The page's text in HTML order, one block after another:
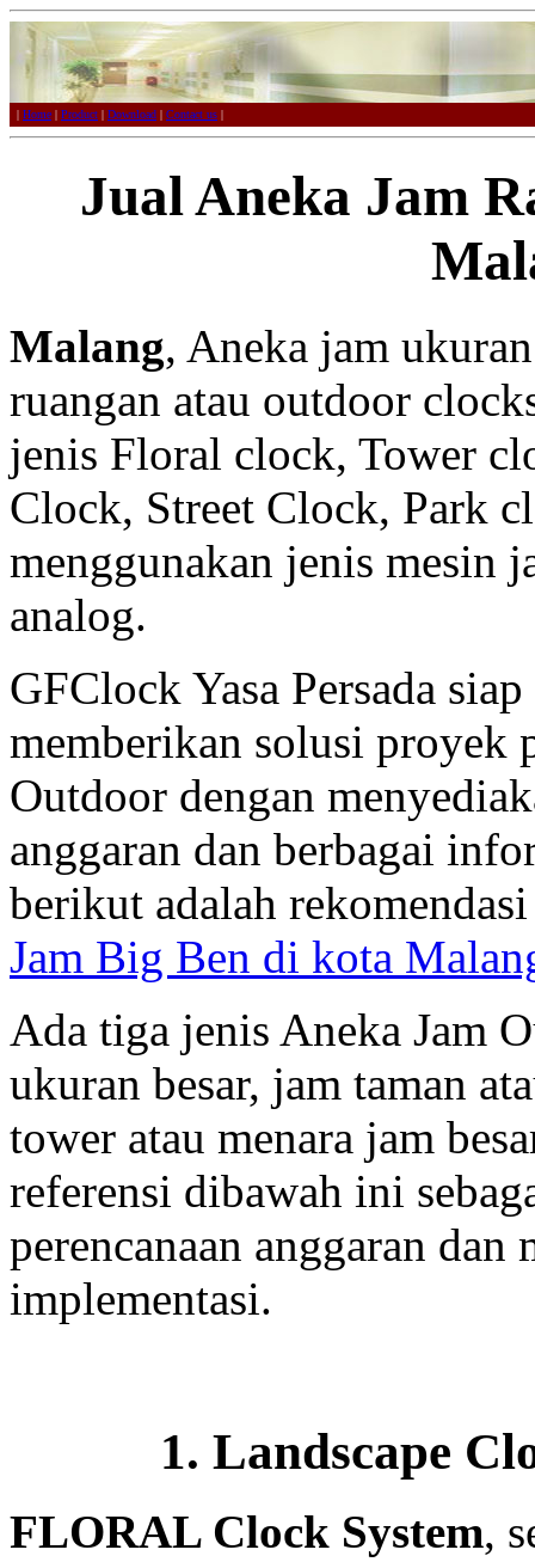
| Home | Product | Download | Contact us |
Jual Aneka Jam
Malang, Aneka jam
ruangan atau outdoor
jenis Floral clock, Tower
Clock, Street Clock, Park
menggunakan jenis mesin
analog.
GFClock Yasa Persada
memberikan solusi proyek
Outdoor dengan
anggaran dan berbagai
berikut adalah
Jam Big Ben di kota
Ada tiga jenis Aneka Jam
ukuran besar, jam taman
tower atau menara jam
referensi dibawah ini
perencanaan anggaran dan
implementasi.
1. Landscape
FLORAL Clock System,